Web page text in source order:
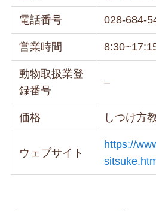
電話番号 028-684-
営業時間
動物取扱業登
録番号
–
価格 しつけ方
ウェブサイト
https://